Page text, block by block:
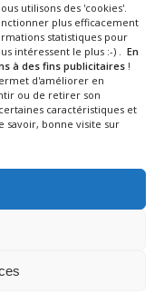
utilisons des 'cookies'.
plus efficacement
statistiques pour
intéressent le plus :-) . En
à des fins publicitaires !
d'améliorer en
ou de retirer son
caractéristiques et
savoir, bonne visite sur
- Design, conseil &
Paris